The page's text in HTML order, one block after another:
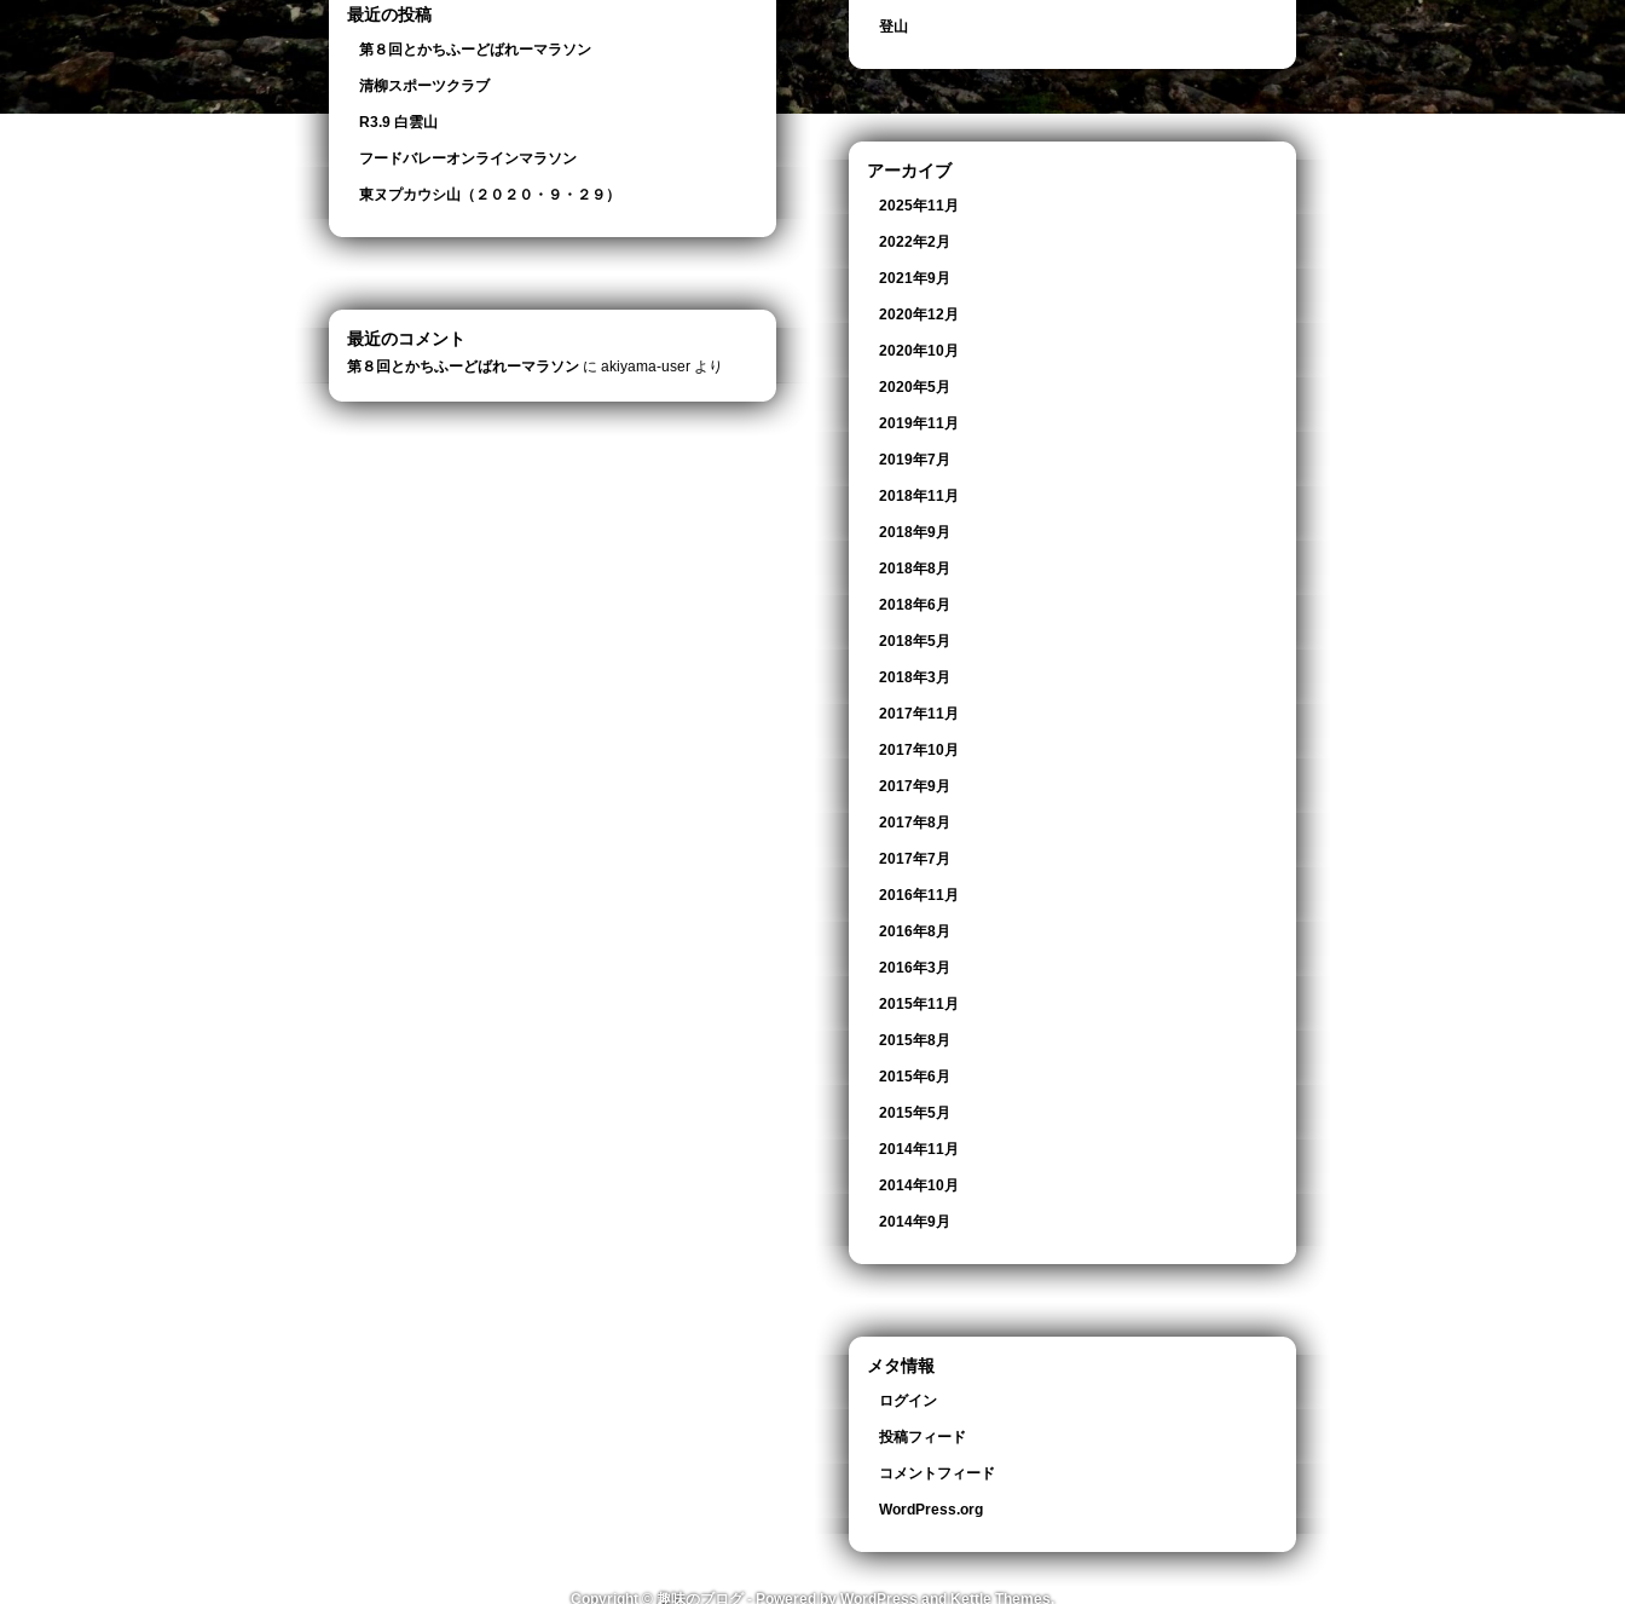
最近の投稿
第８回とかちふーどばれーマラソン
清柳スポーツクラブ
R3.9 白雲山
フードバレーオンラインマラソン
東ヌプカウシ山（２０２０・９・２９）
最近のコメント
第８回とかちふーどばれーマラソン に akiyama-user より
登山
アーカイブ
2025年11月
2022年2月
2021年9月
2020年12月
2020年10月
2020年5月
2019年11月
2019年7月
2018年11月
2018年9月
2018年8月
2018年6月
2018年5月
2018年3月
2017年11月
2017年10月
2017年9月
2017年8月
2017年7月
2016年11月
2016年8月
2016年3月
2015年11月
2015年8月
2015年6月
2015年5月
2014年11月
2014年10月
2014年9月
メタ情報
ログイン
投稿フィード
コメントフィード
WordPress.org
Copyright ©趣味のブログ- Powered byWordPressand Kettle Themes.